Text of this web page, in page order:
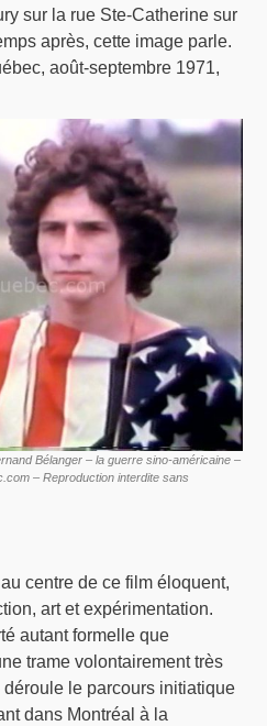
sur la rue Ste-Catherine sur
après, cette image parle.
août-septembre 1971,
Bélanger – la guerre sino-américaine –
– Reproduction interdite sans
centre de ce film éloquent,
art et expérimentation.
autant formelle que
trame volontairement très
le parcours initiatique
dans Montréal à la